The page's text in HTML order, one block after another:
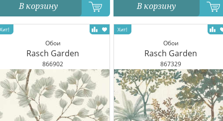
В корзину В корзину
Обои
Rasch Garden
866902
Обои
Rasch Garden
867329